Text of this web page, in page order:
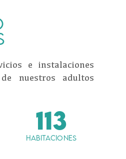
e instalaciones
nuestros adultos
113
HABITACIONES